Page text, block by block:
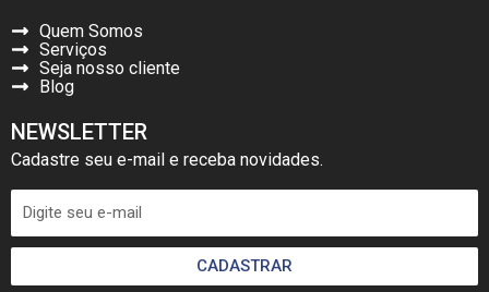
Quem Somos
Serviços
Seja nosso cliente
Blog
NEWSLETTER
Cadastre seu e-mail e receba novidades.
CADASTRAR